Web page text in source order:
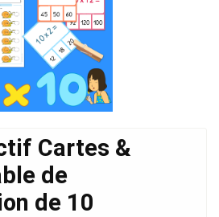
Cartes &
de
de 10